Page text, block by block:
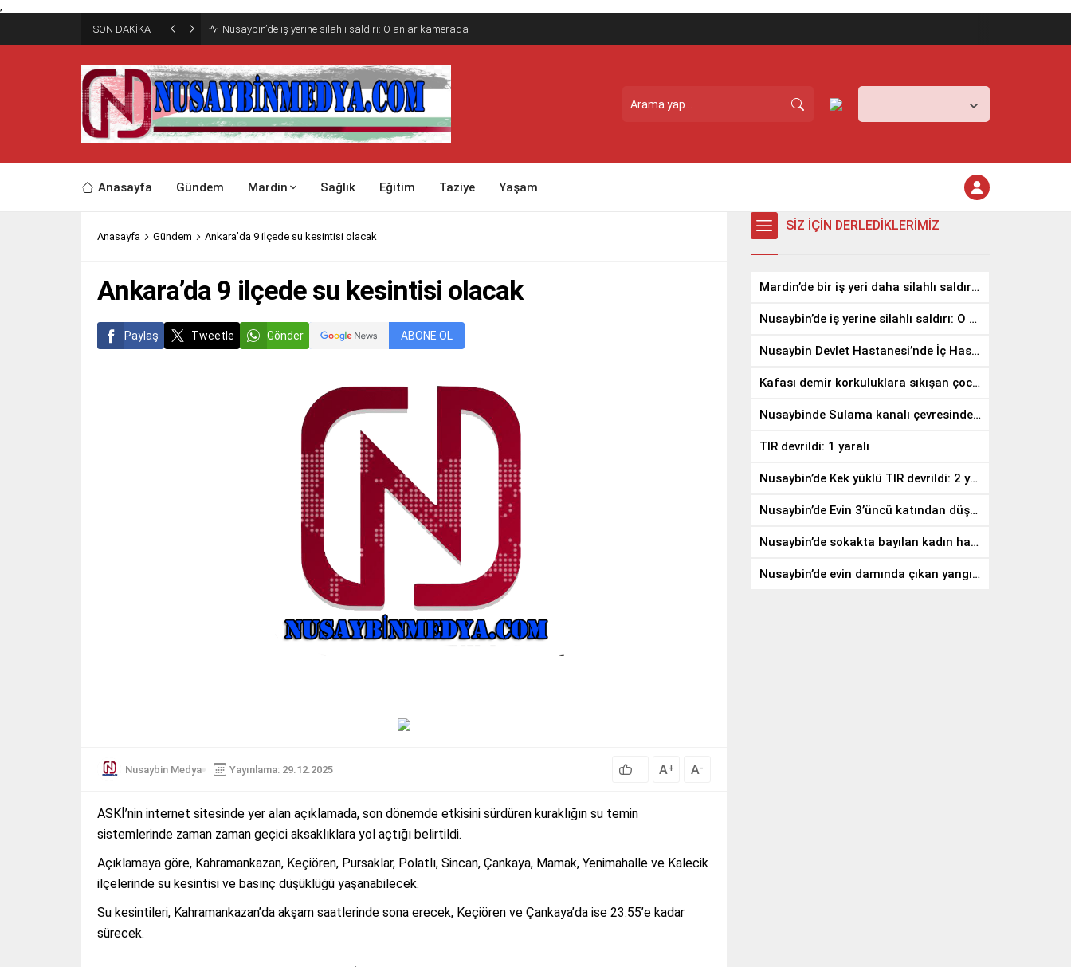
,
SON DAKİKA Nusaybin’de iş yerine silahlı saldırı: O anlar kamerada
Anasayfa Gündem Mardin Sağlık Eğitim Taziye Yaşam
Anasayfa Gündem Ankara’da 9 ilçede su kesintisi olacak
Ankara’da 9 ilçede su kesintisi olacak
Paylaş Tweetle Gönder ABONE OL
Nusaybin Medya Yayınlama: 29.12.2025 A+ A-
ASKİ’nin internet sitesinde yer alan açıklamada, son dönemde etkisini sürdüren kuraklığın su temin
sistemlerinde zaman zaman geçici aksaklıklara yol açtığı belirtildi.
Açıklamaya göre, Kahramankazan, Keçiören, Pursaklar, Polatlı, Sincan, Çankaya, Mamak, Yenimahalle ve Kalecik
ilçelerinde su kesintisi ve basınç düşüklüğü yaşanabilecek.
Su kesintileri, Kahramankazan’da akşam saatlerinde sona erecek, Keçiören ve Çankaya’da ise 23.55’e kadar
sürecek.
SİZ İÇİN DERLEDİKLERİMİZ
Mardin’de bir iş yeri daha silahlı saldırıya uğradı
Nusaybin’de iş yerine silahlı saldırı: O anlar kamerada
Nusaybin Devlet Hastanesi’nde İç Hastalıkları Uzmanı Göreve Başladı
Kafası demir korkuluklara sıkışan çocuğu gazeteci kurtardı
Nusaybinde Sulama kanalı çevresindeki yangında meyve ağaçları zarar gördü
TIR devrildi: 1 yaralı
Nusaybin’de Kek yüklü TIR devrildi: 2 yaralı
Nusaybin’de Evin 3’üncü katından düşen genç hayatını kaybetti
Nusaybin’de sokakta bayılan kadın hastaneye kaldırıldı
Nusaybin’de evin damında çıkan yangın söndürüldü